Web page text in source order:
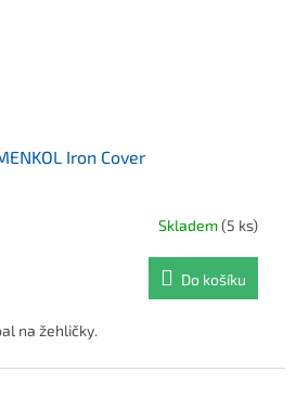
Iron Cover
Skladem(5 ks)
Do košíku
na žehličky.